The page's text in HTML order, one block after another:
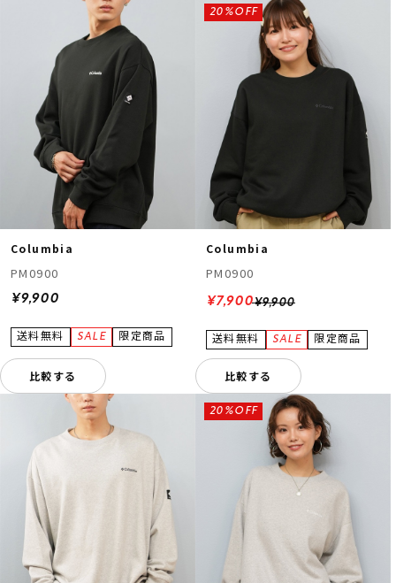
Columbia
PM0900
¥9,900
比較する
Columbia
PM0900
¥9,900
20%OFF
¥7,900
比較する
20%OFF